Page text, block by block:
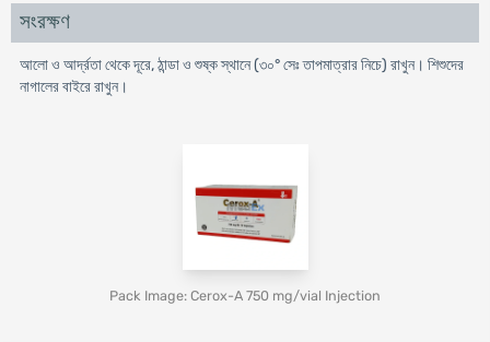
সংরক্ষণ
আলো ও আর্দ্রতা থেকে দূরে, ঠান্ডা ও শুষ্ক স্থানে (৩০° সেঃ তাপমাত্রার নিচে) রাখুন। শিশুদের
নাগালের বাইরে রাখুন।
Pack Image: Cerox-A 750 mg/vial Injection